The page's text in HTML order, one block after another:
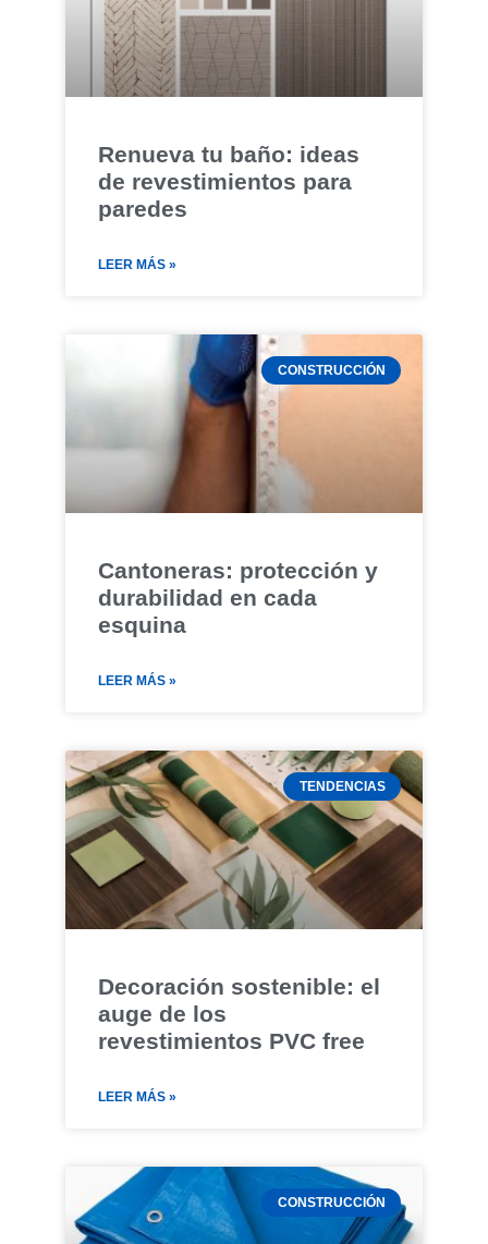
Renueva tu baño: ideas
de revestimientos para
paredes
LEER MÁS »
CONSTRUCCIÓN
Cantoneras: protección y
durabilidad en cada
esquina
LEER MÁS »
TENDENCIAS
Decoración sostenible: el
auge de los
revestimientos PVC free
LEER MÁS »
CONSTRUCCIÓN